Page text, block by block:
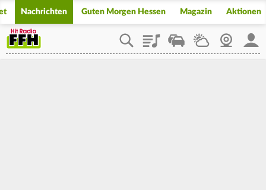
Nachrichten Guten Morgen Hessen Magazin Aktionen
PlaylistStaupilotWetterWebcam